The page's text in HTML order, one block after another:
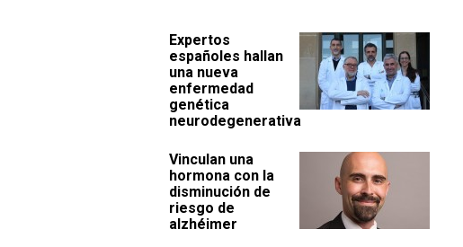
Expertos
españoles hallan
una nueva
enfermedad
genética
neurodegenerativa
Vinculan una
hormona con la
disminución de
riesgo de
alzhéimer